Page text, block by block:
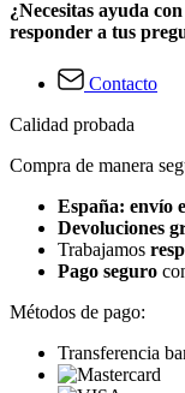
¿Necesitas ayuda
responder a tus
Contacto
Calidad probada
Compra de manera
España: envío
Devoluciones
Trabajamos
Pago seguro
Métodos de pago:
Transferencia